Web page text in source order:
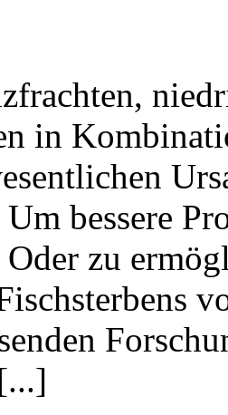
in
bessere
Oder zu